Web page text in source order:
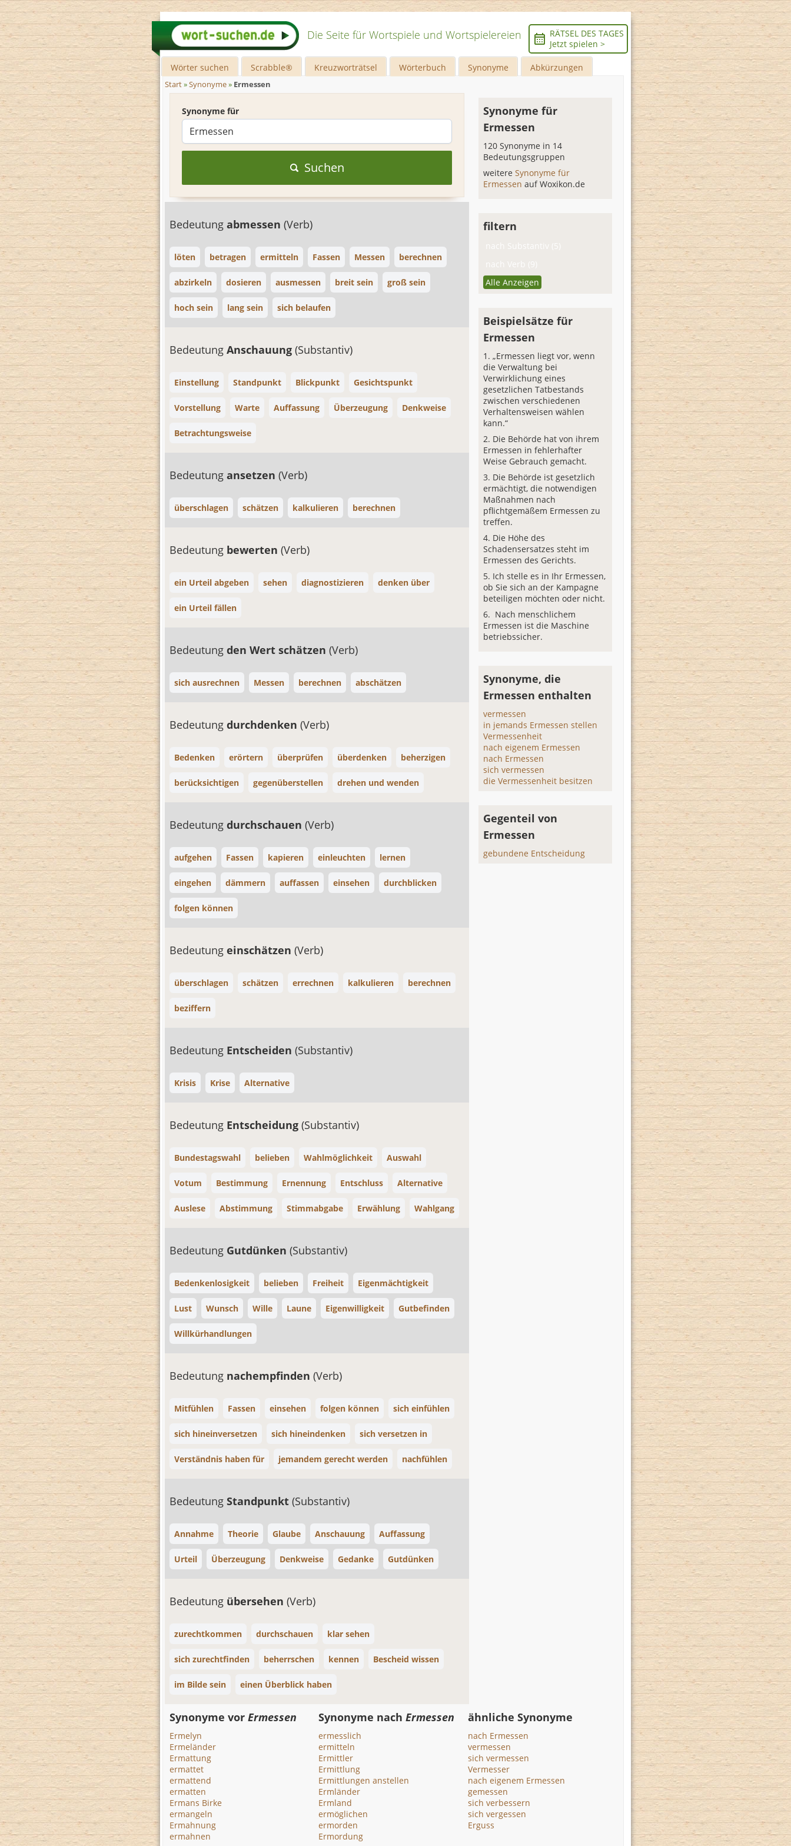
Die Seite für Wortspiele und Wortspielereien
RÄTSEL DES TAGES
Jetzt spielen >
Wörter suchen Scrabble® Kreuzworträtsel Wörterbuch Synonyme Abkürzungen
Start»Synonyme» Ermessen
Synonyme für
Suchen
Bedeutung abmessen (Verb)
löten betragen ermitteln Fassen Messen berechnen
abzirkeln dosieren ausmessen breit sein groß sein
hoch sein lang sein sich belaufen
Bedeutung Anschauung (Substantiv)
Einstellung Standpunkt Blickpunkt Gesichtspunkt
Vorstellung Warte Auffassung Überzeugung Denkweise
Betrachtungsweise
Bedeutung ansetzen (Verb)
überschlagen schätzen kalkulieren berechnen
Bedeutung bewerten (Verb)
ein Urteil abgeben sehen diagnostizieren denken über
ein Urteil fällen
Bedeutung den Wert schätzen (Verb)
sich ausrechnen Messen berechnen abschätzen
Bedeutung durchdenken (Verb)
Bedenken erörtern überprüfen überdenken beherzigen
berücksichtigen gegenüberstellen drehen und wenden
Bedeutung durchschauen (Verb)
aufgehen Fassen kapieren einleuchten lernen
eingehen dämmern auffassen einsehen durchblicken
folgen können
Bedeutung einschätzen (Verb)
überschlagen schätzen errechnen kalkulieren berechnen
beziffern
Bedeutung Entscheiden (Substantiv)
Krisis Krise Alternative
Bedeutung Entscheidung (Substantiv)
Bundestagswahl belieben Wahlmöglichkeit Auswahl
Votum Bestimmung Ernennung Entschluss Alternative
Auslese Abstimmung Stimmabgabe Erwählung Wahlgang
Bedeutung Gutdünken (Substantiv)
Bedenkenlosigkeit belieben Freiheit Eigenmächtigkeit
Lust Wunsch Wille Laune Eigenwilligkeit Gutbefinden
Willkürhandlungen
Bedeutung nachempfinden (Verb)
Mitfühlen Fassen einsehen folgen können sich einfühlen
sich hineinversetzen sich hineindenken sich versetzen in
Verständnis haben für jemandem gerecht werden nachfühlen
Bedeutung Standpunkt (Substantiv)
Annahme Theorie Glaube Anschauung Auffassung
Urteil Überzeugung Denkweise Gedanke Gutdünken
Bedeutung übersehen (Verb)
zurechtkommen durchschauen klar sehen
sich zurechtfinden beherrschen kennen Bescheid wissen
im Bilde sein einen Überblick haben
Synonyme für
Ermessen
120 Synonyme in 14
Bedeutungsgruppen
weitereSynonyme für
Ermessenauf Woxikon.de
filtern
nach Substantiv (5)
nach Verb (9)
Alle Anzeigen
Beispielsätze für
Ermessen
„Ermessen liegt vor, wenn
die Verwaltung bei
Verwirklichung eines
gesetzlichen Tatbestands
zwischen verschiedenen
Verhaltensweisen wählen
kann.“
Die Behörde hat von ihrem
Ermessen in fehlerhafter
Weise Gebrauch gemacht.
Die Behörde ist gesetzlich
ermächtigt, die notwendigen
Maßnahmen nach
pflichtgemäßem Ermessen zu
treffen.
Die Höhe des
Schadensersatzes steht im
Ermessen des Gerichts.
Ich stelle es in Ihr Ermessen,
ob Sie sich an der Kampagne
beteiligen möchten oder nicht.
Nach menschlichem
Ermessen ist die Maschine
betriebssicher.
Synonyme, die
Ermessen enthalten
vermessen
in jemands Ermessen stellen
Vermessenheit
nach eigenem Ermessen
nach Ermessen
sich vermessen
die Vermessenheit besitzen
Gegenteil von
Ermessen
gebundene Entscheidung
Synonyme vor Ermessen
Ermelyn
Ermeländer
Ermattung
ermattet
ermattend
ermatten
Ermans Birke
ermangeln
Ermahnung
ermahnen
Synonyme nachErmessen
ermesslich
ermitteln
Ermittler
Ermittlung
Ermittlungen anstellen
Ermländer
Ermland
ermöglichen
ermorden
Ermordung
ähnliche Synonyme
nach Ermessen
vermessen
sich vermessen
Vermesser
nach eigenem Ermessen
gemessen
sich verbessern
sich vergessen
Erguss